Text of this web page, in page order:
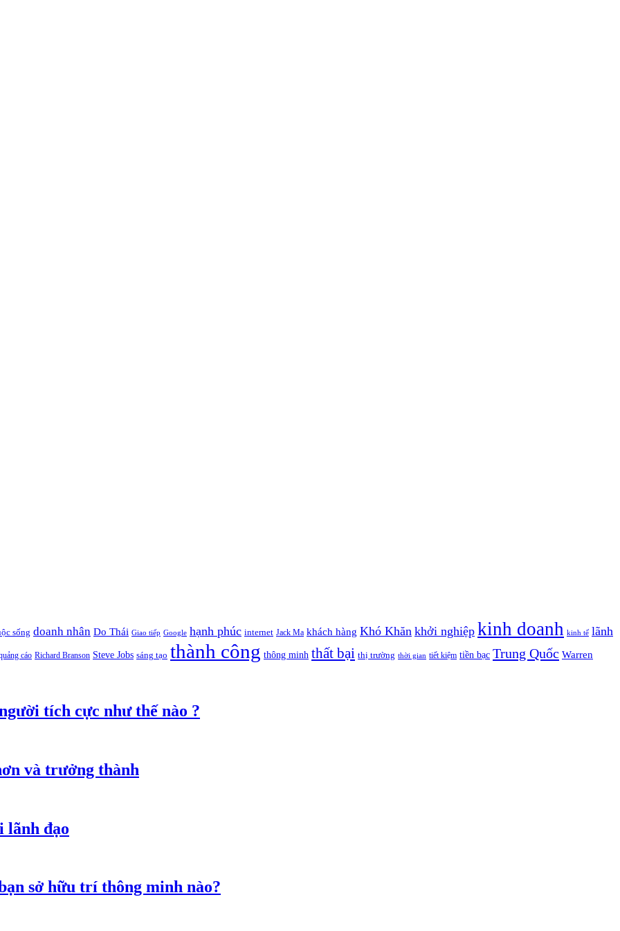
sống doanh nhân Do Thái Giao tiếp Google hạnh phúc internet Jack Ma khách hàng Khó Khăn khởi nghiệp kinh doanh kinh tế lãnh
cáo Richard Branson Steve Jobs sáng tạo thành công thông minh thất bại thị trường thời gian tiết kiệm tiền bạc Trung Quốc Warren
tích cực như thế nào ?
và trưởng thành
lãnh đạo
sở hữu trí thông minh nào?